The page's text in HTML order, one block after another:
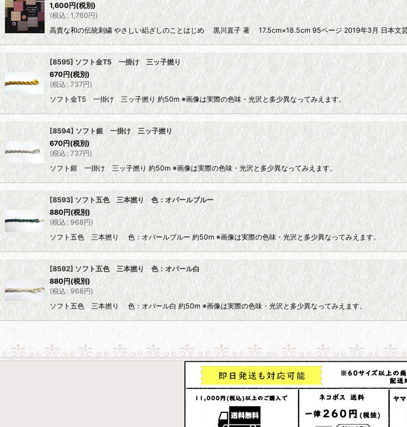
1,600円(税別)
(税込: 1,760円)
高貴な和の伝統刺繍 やさしい絽ざしのことはじめ 黒川直子 著 17.5cm×18.5cm 95ページ 2019年3月 日本文
[8595] ソフト金T5 一掛け 三ッ子撚り
670円(税別)
(税込: 737円)
ソフト金T5 一掛け 三ッ子撚り 約50m ※画像は実際の色味・光沢と多少異なってみえます。
[8594] ソフト銀 一掛け 三ッ子撚り
670円(税別)
(税込: 737円)
ソフト銀 一掛け 三ッ子撚り 約50m ※画像は実際の色味・光沢と多少異なってみえます。
[8593] ソフト五色 三本撚り 色：オパールブルー
880円(税別)
(税込: 968円)
ソフト五色 三本撚り 色：オパールブルー 約50m ※画像は実際の色味・光沢と多少異なってみえます。
[8592] ソフト五色 三本撚り 色：オパール白
880円(税別)
(税込: 968円)
ソフト五色 三本撚り 色：オパール白 約50m ※画像は実際の色味・光沢と多少異なってみえます。